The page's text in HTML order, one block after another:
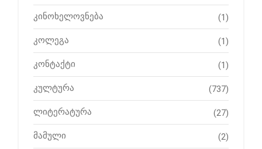
კინოხელოვნება (1)
კოლეგა (1)
კონტაქტი (1)
კულტურა (737)
ლიტერატურა (27)
მამული (2)